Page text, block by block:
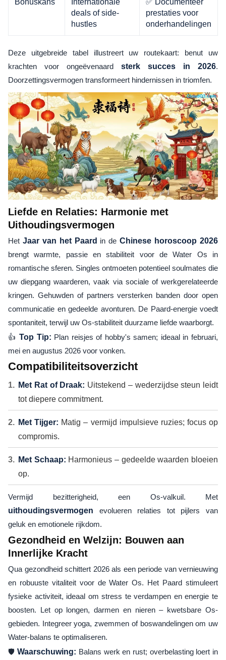
deals of side-
hustles
prestaties voor
onderhandelingen
Deze uitgebreide tabel illustreert uw routekaart: benut uw
krachten voor ongeëvenaard sterk succes in 2026.
Doorzettingsvermogen transformeert hindernissen in triomfen.
Liefde en Relaties: Harmonie met
Uithoudingsvermogen
Het Jaar van het Paard in deChinese horoscoop 2026
brengt warmte, passie en stabiliteit voor de Water Os in
romantische sferen. Singles ontmoeten potentieel soulmates die
uw diepgang waarderen, vaak via sociale of werkgerelateerde
kringen. Gehuwden of partners versterken banden door open
communicatie en gedeelde avonturen. De Paard-energie voedt
spontaniteit, terwijl uw Os-stabiliteit duurzame liefde waarborgt.
👍Top Tip: Plan reisjes of hobby's samen; ideaal in februari,
mei en augustus 2026 voor vonken.
Compatibiliteitsoverzicht
Met Rat of Draak: Uitstekend – wederzijdse steun leidt
tot diepere commitment.
Met Tijger: Matig – vermijd impulsieve ruzies; focus op
compromis.
Met Schaap: Harmonieus – gedeelde waarden bloeien
op.
Vermijd bezitterigheid, een Os-valkuil. Met
uithoudingsvermogen evolueren relaties tot pijlers van
geluk en emotionele rijkdom.
Gezondheid en Welzijn: Bouwen aan
Innerlijke Kracht
Qua gezondheid schittert 2026 als een periode van vernieuwing
en robuuste vitaliteit voor de Water Os. Het Paard stimuleert
fysieke activiteit, ideaal om stress te verdampen en energie te
boosten. Let op longen, darmen en nieren – kwetsbare Os-
gebieden. Integreer yoga, zwemmen of boswandelingen om uw
Water-balans te optimaliseren.
🛡️Waarschuwing: Balans werk en rust; overbelasting loert in